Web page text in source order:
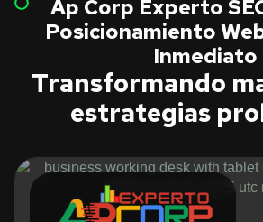
Ap Corp Experto
Posicionamiento
Inmediato
Transformando
estrategias